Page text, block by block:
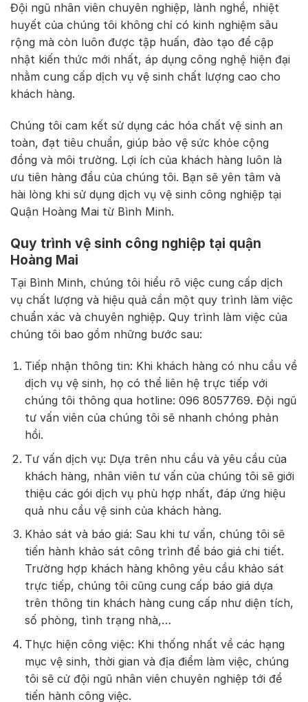
Đội ngũ nhân viên chuyên nghiệp, lành nghề, nhiệt
huyết của chúng tôi không chỉ có kinh nghiệm sâu
rộng mà còn luôn được tập huấn, đào tạo để cập
nhật kiến thức mới nhất, áp dụng công nghệ hiện đại
nhằm cung cấp dịch vụ vệ sinh chất lượng cao cho
khách hàng.
Chúng tôi cam kết sử dụng các hóa chất vệ sinh an
toàn, đạt tiêu chuẩn, giúp bảo vệ sức khỏe cộng
đồng và môi trường. Lợi ích của khách hàng luôn là
ưu tiên hàng đầu của chúng tôi. Bạn sẽ yên tâm và
hài lòng khi sử dụng dịch vụ vệ sinh công nghiệp tại
Quận Hoàng Mai từ Bình Minh.
Quy trình vệ sinh công nghiệp tại quận
Hoàng Mai
Tại Bình Minh, chúng tôi hiểu rõ việc cung cấp dịch
vụ chất lượng và hiệu quả cần một quy trình làm việc
chuẩn xác và chuyên nghiệp. Quy trình làm việc của
chúng tôi bao gồm những bước sau:
Tiếp nhận thông tin: Khi khách hàng có nhu cầu về
dịch vụ vệ sinh, họ có thể liên hệ trực tiếp với
chúng tôi thông qua hotline: 096 8057769. Đội ngũ
tư vấn viên của chúng tôi sẽ nhanh chóng phản
hồi.
Tư vấn dịch vụ: Dựa trên nhu cầu và yêu cầu của
khách hàng, nhân viên tư vấn của chúng tôi sẽ giới
thiệu các gói dịch vụ phù hợp nhất, đáp ứng hiệu
quả nhu cầu vệ sinh của khách hàng.
Khảo sát và báo giá: Sau khi tư vấn, chúng tôi sẽ
tiến hành khảo sát công trình để báo giá chi tiết.
Trường hợp khách hàng không yêu cầu khảo sát
trực tiếp, chúng tôi cũng cung cấp báo giá dựa
trên thông tin khách hàng cung cấp như diện tích,
số phòng, tình trạng nhà,…
Thực hiện công việc: Khi thống nhất về các hạng
mục vệ sinh, thời gian và địa điểm làm việc, chúng
tôi sẽ cử đội ngũ nhân viên chuyên nghiệp tới để
tiến hành công việc.